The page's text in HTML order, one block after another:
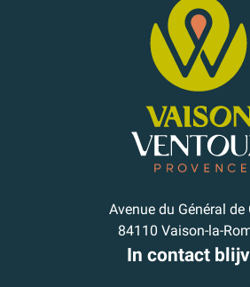
Avenue du Général de
84110 Vaison-la-
In contact